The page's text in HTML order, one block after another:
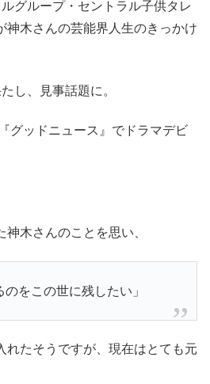
グループ・セントラル子供タレ
神木さんの芸能界人生のきっかけ
し、見事話題に。
グッドニュース』でドラマデビ
木さんのことを思い、
のをこの世に残したい」
れたそうですが、現在はとても元